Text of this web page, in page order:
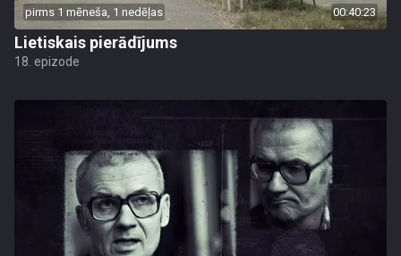
pirms 1 mēneša, 1 nedēļas 00:40:23
Lietiskais pierādījums
18. epizode